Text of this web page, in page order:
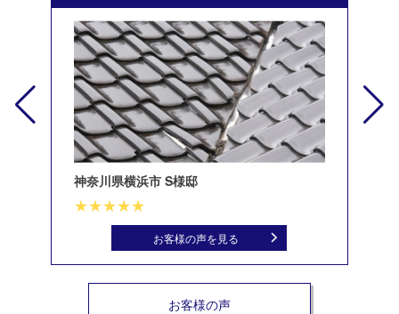
神奈川県横浜市 S様邸
お客様の声を見る
お客様の声